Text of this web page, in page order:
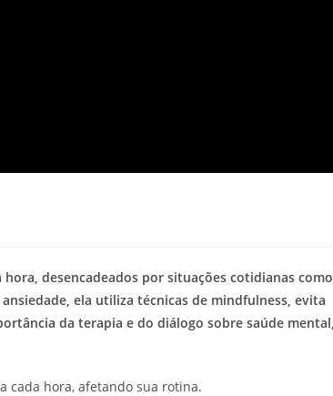
desencadeados por situações cotidianas como
ela utiliza técnicas de mindfulness, evita
da terapia e do diálogo sobre saúde mental,
cada hora, afetando sua rotina.